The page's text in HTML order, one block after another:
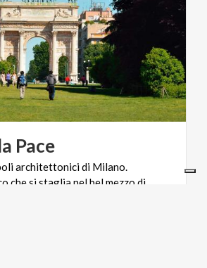
Pace
architettonici di Milano.
che si staglia nel bel mezzo di